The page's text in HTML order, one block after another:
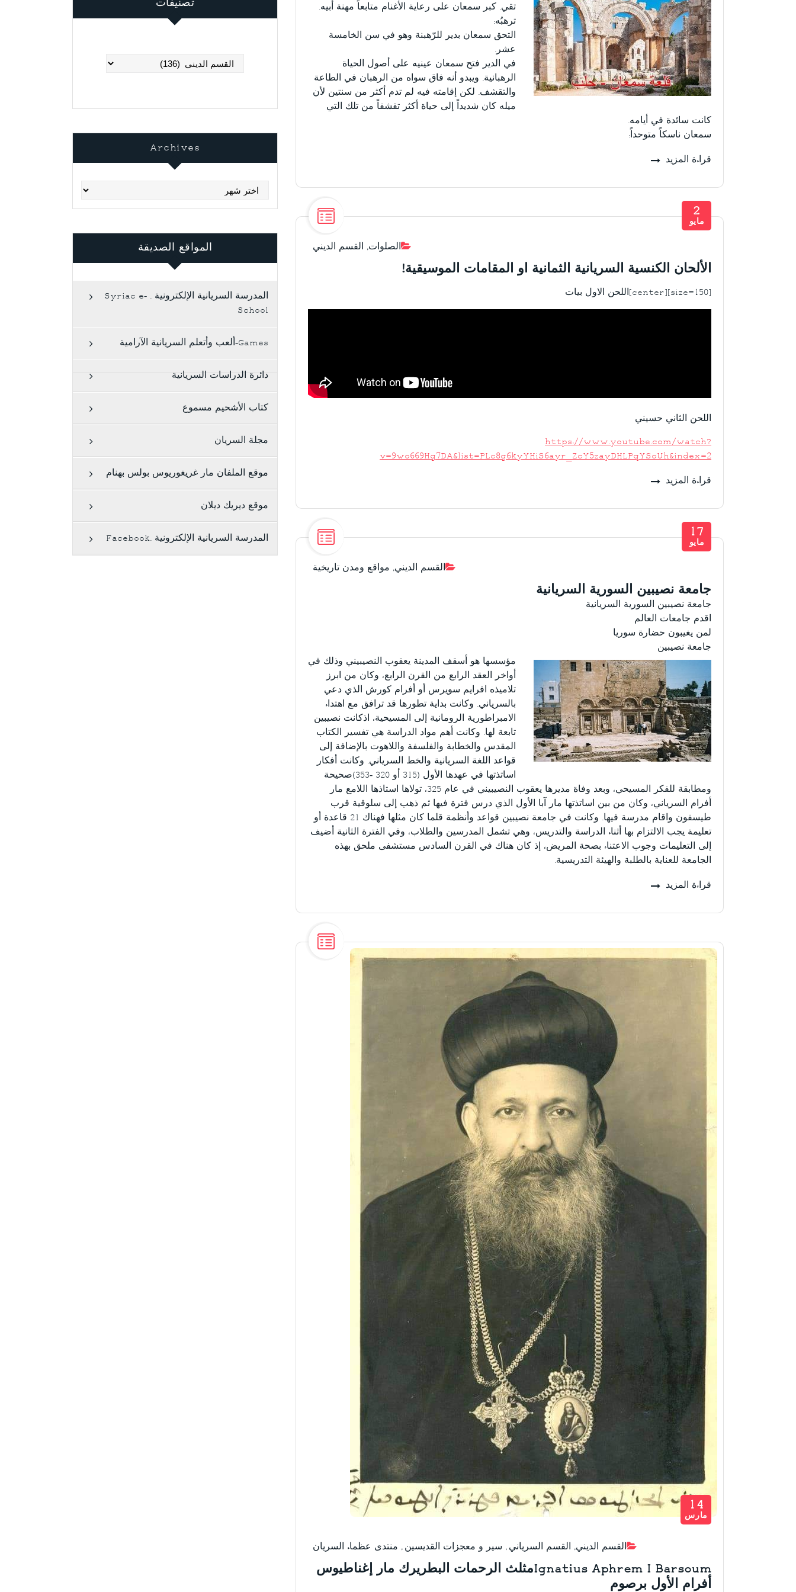
تقي. كبر سمعان على رعاية الأغنام متابعاً مهنة أبيه.
ترهبُه:
التحق سمعان بدير للرّهبنة وهو في سن الخامسة
عشر.
في الدير فتح سمعان عينيه على أصول الحياة
الرهبانية. ويبدو أنه فاق سواه من الرهبان في الطاعة
والتقشف. لكن إقامته فيه لم تدم أكثر من سنتين لأن
ميله كان شديداً إلى حياة أكثر تقشفاً من تلك التي
كانت سائدة في أيامه.
سمعان ناسكاً متوحداً:
قراءة المزيد
الصلوات, القسم الديني
2
مايو
الألحان الكنسية السريانية الثمانية او المقامات الموسيقية!
[size=150][center]اللحن الاول بيات
اللحن الثاني حسيني
https://www.youtube.com/watch?
v=9wo669Hg7DA&list=PLc8g6kyYHiS6ayr_ZcY5zayDHLPqYSoUh&index=2
قراءة المزيد
القسم الديني, مواقع ومدن تاريخية
17
مايو
جامعة نصيبين السورية السريانية
جامعة نصيبين السورية السريانية
اقدم جامعات العالم
لمن يغيبون حضارة سوريا
جامعة نصيبين
مؤسسها هو أسقف المدينة يعقوب النصيبيني وذلك في
أواخر العقد الرابع من القرن الرابع، وكان من ابرز
تلاميذه افرايم سويرس أو أفرام كورش الذي دعي
بالسرياني. وكانت بداية تطورها قد ترافق مع اهتداء
الامبراطورية الرومانية إلى المسيحية، اذكانت نصيبين
تابعة لها. وكانت أهم مواد الدراسة هي تفسير الكتاب
المقدس والخطابة والفلسفة واللاهوت بالإضافة إلى
قواعد اللغة السريانية والخط السرياني. وكانت أفكار
اساتذتها في عهدها الأول (315 أو 320 -353)صحيحة
ومطابقة للفكر المسيحي، وبعد وفاة مديرها يعقوب النصيبيني في عام 325، تولاها استاذها اللامع مار
أفرام السرياني، وكان من بين اساتذتها مار آبا الأول الذي درس فترة فيها ثم ذهب إلى سلوقية قرب
طيسفون واقام مدرسة فيها. وكانت في جامعة نصيبين قواعد وأنظمة قلما كان مثلها فهناك 21 قاعدة أو
تعليمة يجب الالتزام بها أثناء الدراسة والتدريس، وهي تشمل المدرسين والطلاب، وفي الفترة الثانية أضيف
إلى التعليمات وجوب الاعتناء بصحة المريض، إذ كان هناك في القرن السادس مستشفى ملحق بهذه
الجامعة للعناية بالطلبة والهيئة التدريسية.
قراءة المزيد
القسم الديني, القسم السرياني , سير و معجزات القديسين , منتدى عظماء السريان
14
مارس
Ignatius Aphrem I Barsoumمثلث الرحمات البطريرك مار إغناطيوس
أفرام الأول برصوم
تصنيفات
تصنيفات
Archives
Archives
المواقع الصديقة
المدرسة السريانية الإلكترونية . Syriac e-
School
Games-ألعب وأتعلم السريانية الآرامية
دائرة الدراسات السريانية
كتاب الأشحيم مسموع
مجلة السريان
موقع الملفان مار غريغوريوس بولس بهنام
موقع ديريك ديلان
المدرسة السريانية الإلكترونية .Facebook